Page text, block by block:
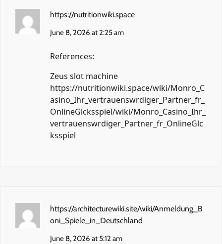
https://nutritionwiki.space
June 8, 2026 at 2:25 am
References:
Zeus slot machine
https://nutritionwiki.space/wiki/Monro_C
asino_Ihr_vertrauenswrdiger_Partner_fr_
OnlineGlcksspiel/wiki/Monro_Casino_Ihr_
vertrauenswrdiger_Partner_fr_OnlineGlc
ksspiel
https://architecturewiki.site/wiki/Anmeldung_B
oni_Spiele_in_Deutschland
June 8, 2026 at 5:12 am